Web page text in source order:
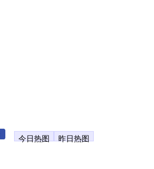
今日热图 昨日热图